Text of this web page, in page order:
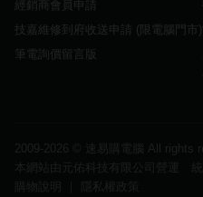
經銷商會員申請
技嘉維修到府收送申請 (限電腦門市)
筆電詢價留言版